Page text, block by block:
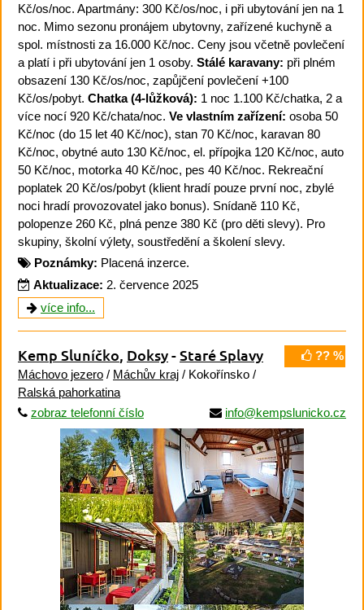
Kč/os/noc. Apartmány: 300 Kč/os/noc, i při ubytování jen na 1
noc. Mimo sezonu pronájem ubytovny, zařízené kuchyně a
spol. místnosti za 16.000 Kč/noc. Ceny jsou včetně povlečení
a platí i při ubytování jen 1 osoby. Stálé karavany: při plném
obsazení 130 Kč/os/noc, zapůjčení povlečení +100
Kč/os/pobyt. Chatka (4-lůžková): 1 noc 1.100 Kč/chatka, 2 a
více nocí 920 Kč/chata/noc. Ve vlastním zařízení: osoba 50
Kč/noc (do 15 let 40 Kč/noc), stan 70 Kč/noc, karavan 80
Kč/noc, obytné auto 130 Kč/noc, el. přípojka 120 Kč/noc, auto
50 Kč/noc, motorka 40 Kč/noc, pes 40 Kč/noc. Rekreační
poplatek 20 Kč/os/pobyt (klient hradí pouze první noc, zbylé
noci hradí provozovatel jako bonus). Snídaně 110 Kč,
polopenze 260 Kč, plná penze 380 Kč (pro děti slevy). Pro
skupiny, školní výlety, soustředění a školení slevy.
Poznámky: Placená inzerce.
Aktualizace: 2. července 2025
více info...
?? %
Kemp Sluníčko, Doksy-Staré Splavy
Máchovo jezero / Máchův kraj / Kokořínsko /
Ralská pahorkatina
zobraz telefonní číslo
info@kempslunicko.cz